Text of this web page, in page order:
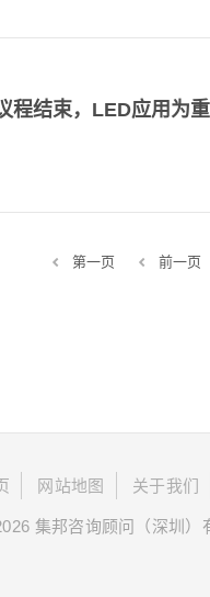
程结束，LED应用为
第一页 前一页
网站地图 关于我们
集邦咨询顾问（深圳）